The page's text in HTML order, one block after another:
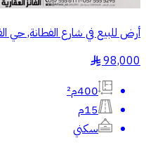
أرض للبيع في شارع الفطانة, حي
98,000
§
400م²
15م
سكني